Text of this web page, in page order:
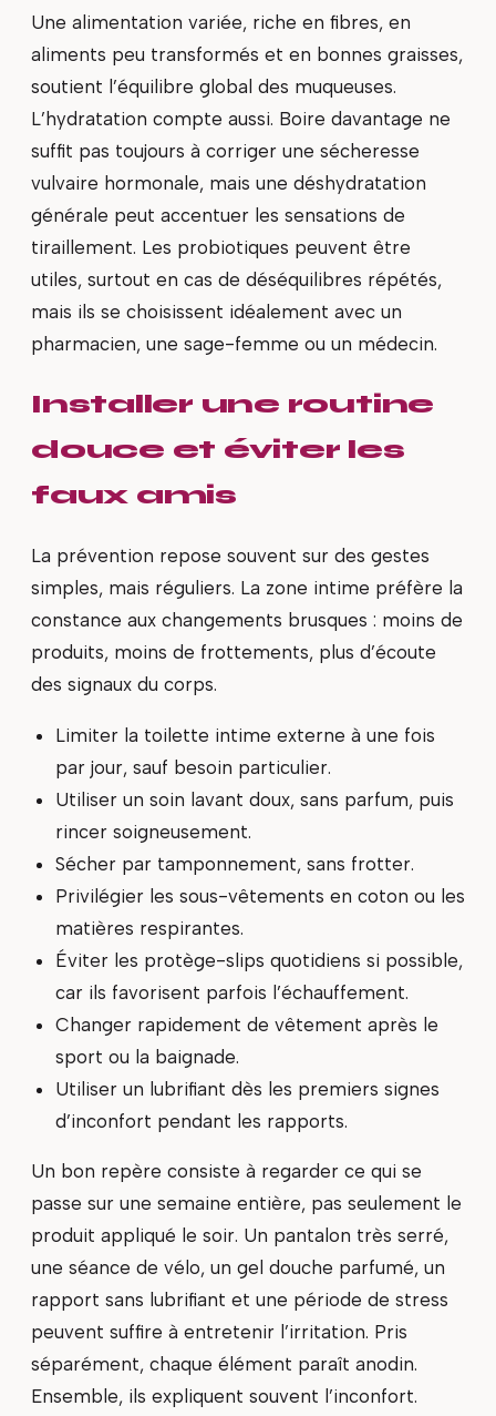
Une alimentation variée, riche en fibres, en
aliments peu transformés et en bonnes graisses,
soutient l’équilibre global des muqueuses.
L’hydratation compte aussi. Boire davantage ne
suffit pas toujours à corriger une sécheresse
vulvaire hormonale, mais une déshydratation
générale peut accentuer les sensations de
tiraillement. Les probiotiques peuvent être
utiles, surtout en cas de déséquilibres répétés,
mais ils se choisissent idéalement avec un
pharmacien, une sage-femme ou un médecin.
Installer une routine
douce et éviter les
faux amis
La prévention repose souvent sur des gestes
simples, mais réguliers. La zone intime préfère la
constance aux changements brusques : moins de
produits, moins de frottements, plus d’écoute
des signaux du corps.
Limiter la toilette intime externe à une fois
par jour, sauf besoin particulier.
Utiliser un soin lavant doux, sans parfum, puis
rincer soigneusement.
Sécher par tamponnement, sans frotter.
Privilégier les sous-vêtements en coton ou les
matières respirantes.
Éviter les protège-slips quotidiens si possible,
car ils favorisent parfois l’échauffement.
Changer rapidement de vêtement après le
sport ou la baignade.
Utiliser un lubrifiant dès les premiers signes
d’inconfort pendant les rapports.
Un bon repère consiste à regarder ce qui se
passe sur une semaine entière, pas seulement le
produit appliqué le soir. Un pantalon très serré,
une séance de vélo, un gel douche parfumé, un
rapport sans lubrifiant et une période de stress
peuvent suffire à entretenir l’irritation. Pris
séparément, chaque élément paraît anodin.
Ensemble, ils expliquent souvent l’inconfort.